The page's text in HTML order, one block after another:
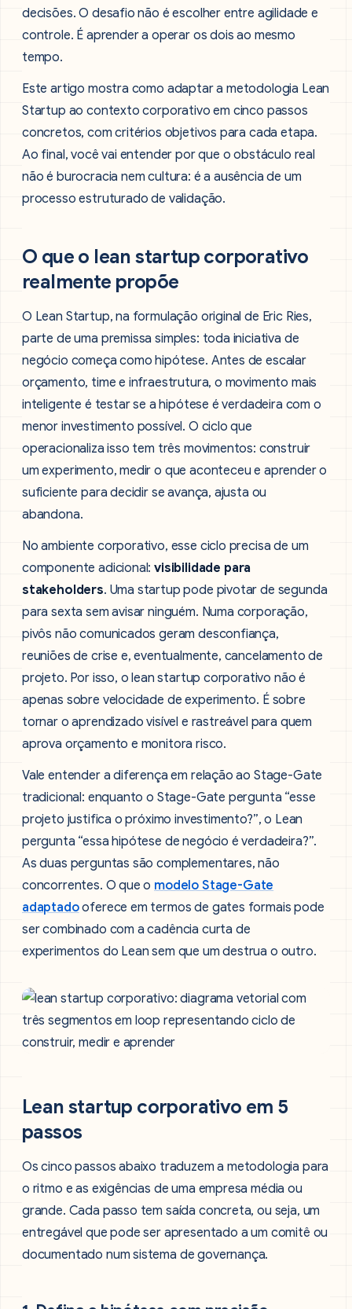
decisões. O desafio não é escolher entre agilidade e
controle. É aprender a operar os dois ao mesmo
tempo.
Este artigo mostra como adaptar a metodologia Lean
Startup ao contexto corporativo em cinco passos
concretos, com critérios objetivos para cada etapa.
Ao final, você vai entender por que o obstáculo real
não é burocracia nem cultura: é a ausência de um
processo estruturado de validação.
O que o lean startup corporativo
realmente propõe
O Lean Startup, na formulação original de Eric Ries,
parte de uma premissa simples: toda iniciativa de
negócio começa como hipótese. Antes de escalar
orçamento, time e infraestrutura, o movimento mais
inteligente é testar se a hipótese é verdadeira com o
menor investimento possível. O ciclo que
operacionaliza isso tem três movimentos: construir
um experimento, medir o que aconteceu e aprender o
suficiente para decidir se avança, ajusta ou
abandona.
No ambiente corporativo, esse ciclo precisa de um
componente adicional:visibilidade para
stakeholders. Uma startup pode pivotar de segunda
para sexta sem avisar ninguém. Numa corporação,
pivôs não comunicados geram desconfiança,
reuniões de crise e, eventualmente, cancelamento de
projeto. Por isso, o lean startup corporativo não é
apenas sobre velocidade de experimento. É sobre
tornar o aprendizado visível e rastreável para quem
aprova orçamento e monitora risco.
Vale entender a diferença em relação ao Stage-Gate
tradicional: enquanto o Stage-Gate pergunta “esse
projeto justifica o próximo investimento?”, o Lean
pergunta “essa hipótese de negócio é verdadeira?”.
As duas perguntas são complementares, não
concorrentes. O que o modelo Stage-Gate
adaptadooferece em termos de gates formais pode
ser combinado com a cadência curta de
experimentos do Lean sem que um destrua o outro.
Lean startup corporativo em 5
passos
Os cinco passos abaixo traduzem a metodologia para
o ritmo e as exigências de uma empresa média ou
grande. Cada passo tem saída concreta, ou seja, um
entregável que pode ser apresentado a um comitê ou
documentado num sistema de governança.